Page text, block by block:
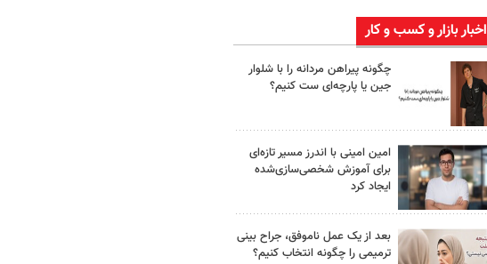
اخبار بازار و کسب و کار
چگونه پیراهن مردانه را با شلوار
جین یا پارچه‌ای ست کنیم؟
امین امینی با اندرز مسیر تازه‌ای
برای آموزش شخصی‌سازی‌شده
ایجاد کرد
بعد از یک عمل ناموفق، جراح بینی
ترمیمی را چگونه انتخاب کنیم؟